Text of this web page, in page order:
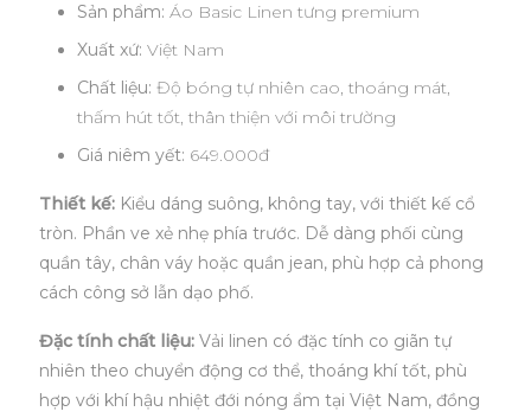
Sản phẩm: Áo Basic Linen tưng premium
Xuất xứ: Việt Nam
Chất liệu: Độ bóng tự nhiên cao, thoáng mát,
thấm hút tốt, thân thiện với môi trường
Giá niêm yết: 649.000đ
Thiết kế: Kiểu dáng suông, không tay, với thiết kế cổ
tròn. Phần ve xẻ nhẹ phía trước. Dễ dàng phối cùng
quần tây, chân váy hoặc quần jean, phù hợp cả phong
cách công sở lẫn dạo phố.
Đặc tính chất liệu: Vải linen có đặc tính co giãn tự
nhiên theo chuyển động cơ thể, thoáng khí tốt, phù
hợp với khí hậu nhiệt đới nóng ẩm tại Việt Nam, đồng